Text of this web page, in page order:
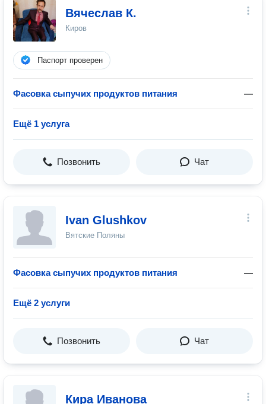
Вячеслав К.
Киров
Паспорт проверен
Фасовка сыпучих продуктов питания —
Ещё 1 услуга
Позвонить Чат
Ivan Glushkov
Вятские Поляны
Фасовка сыпучих продуктов питания —
Ещё 2 услуги
Позвонить Чат
Кира Иванова